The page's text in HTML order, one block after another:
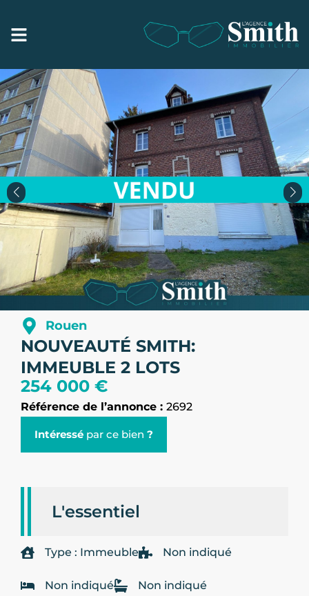
Rouen
NOUVEAUTÉ SMITH:
IMMEUBLE 2 LOTS
254 000 €
Référence de l’annonce : 2692
Intéressé par ce bien ?
L'essentiel
Type : Immeuble Non indiqué
Non indiqué Non indiqué